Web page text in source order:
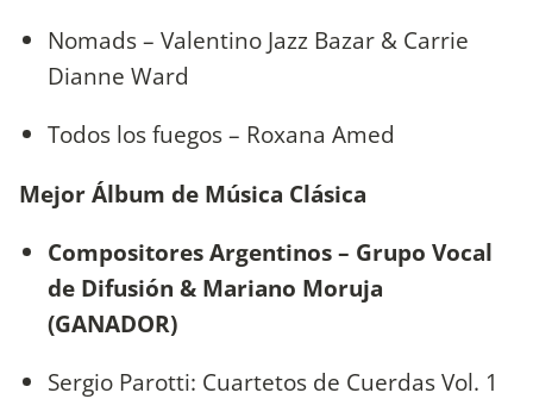
Nomads – Valentino Jazz Bazar & Carrie
Dianne Ward
Todos los fuegos – Roxana Amed
Mejor Álbum de Música Clásica
Compositores Argentinos – Grupo Vocal
de Difusión & Mariano Moruja
(GANADOR)
Sergio Parotti: Cuartetos de Cuerdas Vol. 1